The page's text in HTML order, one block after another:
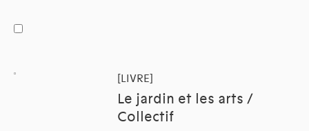
[LIVRE]
Le jardin et les arts /
Collectif